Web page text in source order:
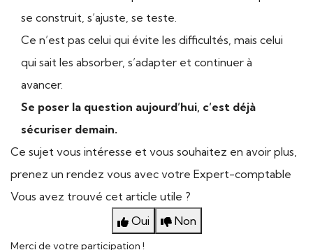
se construit, s’ajuste, se teste.
Ce n’est pas celui qui évite les difficultés, mais celui
qui sait les absorber, s’adapter et continuer à
avancer.
Se poser la question aujourd’hui, c’est déjà
sécuriser demain.
Ce sujet vous intéresse et vous souhaitez en avoir plus,
prenez un rendez vous avec votre Expert-comptable
Vous avez trouvé cet article utile ?
Oui
Non
Merci de votre participation !